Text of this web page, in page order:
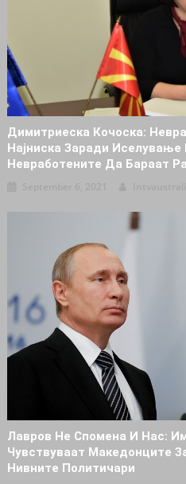
Димитриеска Кочоска:
Нajниcка Зapaди
Нeвpaбoтeнитe Дa Бapaaт
Лавров Не Спомена И Нас:
Чувствуваат Македонците
Нивните Политичари